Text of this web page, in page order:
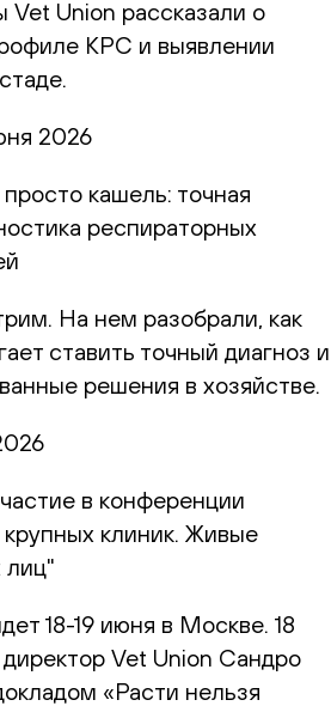
Vet Union рассказали о
КРС и выявлении
2026
кашель: точная
респираторных
На нем разобрали, как
ставить точный диагноз и
решения в хозяйстве.
в конференции
клиник. Живые
лиц"
18-19 июня в Москве. 18
Vet Union Сандро
«Расти нельзя